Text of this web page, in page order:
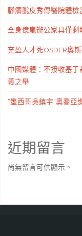
腳癢脫皮秀傳醫院體
全身億嵐辦公家具僅
充盈人才死OSDER奧
中國媒體：不接收基
義之舉
“墨西哥吳鎮宇”奧喬亞
近期留言
尚無留言可供顯示。